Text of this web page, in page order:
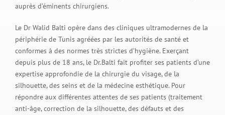
auprès d’éminents chirurgiens.
Le Dr Walid Balti opère dans des cliniques ultramodernes de la
périphérie de Tunis agréées par les autorités de santé et
conformes à des normes très strictes d’hygiène. Exerçant
depuis plus de 18 ans, le Dr.Balti fait profiter ses patients d’une
expertise approfondie de la chirurgie du visage, de la
silhouette, des seins et de la médecine esthétique. Pour
répondre aux différentes attentes de ses patients (traitement
anti-âge, correction de la silhouette, des défauts et des